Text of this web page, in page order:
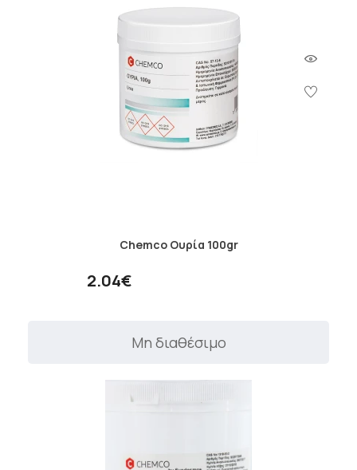
Chemco Ουρία 100gr
2.04€
Μη διαθέσιμο